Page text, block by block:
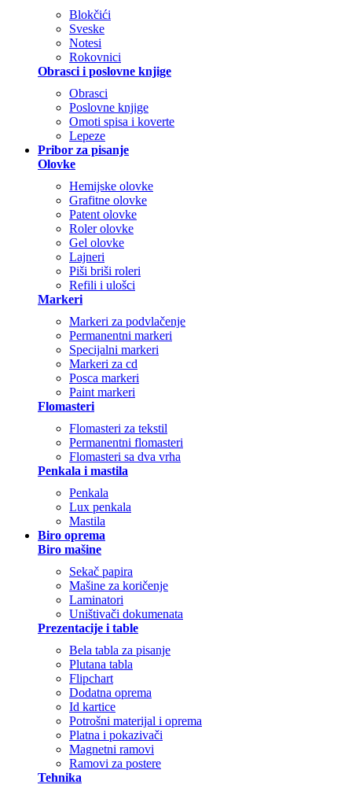
Blokčići
Sveske
Notesi
Rokovnici
Obrasci i poslovne knjige
Obrasci
Poslovne knjige
Omoti spisa i koverte
Lepeze
Pribor za pisanje
Olovke
Hemijske olovke
Grafitne olovke
Patent olovke
Roler olovke
Gel olovke
Lajneri
Piši briši roleri
Refili i ulošci
Markeri
Markeri za podvlačenje
Permanentni markeri
Specijalni markeri
Markeri za cd
Posca markeri
Paint markeri
Flomasteri
Flomasteri za tekstil
Permanentni flomasteri
Flomasteri sa dva vrha
Penkala i mastila
Penkala
Lux penkala
Mastila
Biro oprema
Biro mašine
Sekač papira
Mašine za koričenje
Laminatori
Uništivači dokumenata
Prezentacije i table
Bela tabla za pisanje
Plutana tabla
Flipchart
Dodatna oprema
Id kartice
Potrošni materijal i oprema
Platna i pokazivači
Magnetni ramovi
Ramovi za postere
Tehnika